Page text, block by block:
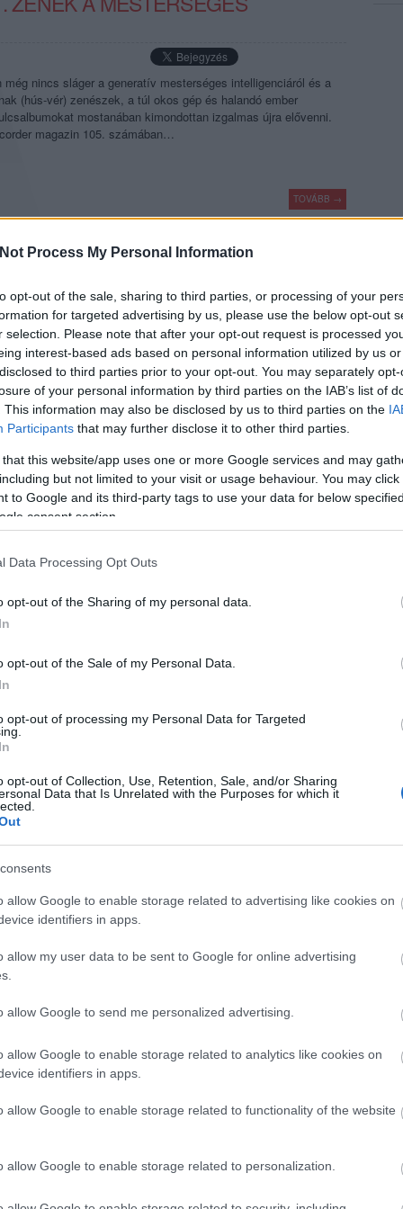
Process My Personal Information
opt-out of the sale, sharing to third parties, or processing of your
for targeted advertising by us, please use the below opt-out
selection. Please note that after your opt-out request is processed
interest-based ads based on personal information utilized by us
to third parties prior to your opt-out. You may separately
of your personal information by third parties on the IAB’s list of
This information may also be disclosed by us to third parties on the
Participants that may further disclose it to other third parties.
that this website/app uses one or more Google services and may
but not limited to your visit or usage behaviour. You may
to Google and its third-party tags to use your data for below
consent section.
Data Processing Opt Outs
opt-out of the Sharing of my personal data.
opt-out of the Sale of my Personal Data.
opt-out of processing my Personal Data for Targeted
opt-out of Collection, Use, Retention, Sale, and/or Sharing
Data that Is Unrelated with the Purposes for which it
allow Google to enable storage related to advertising like cookies on
identifiers in apps.
allow my user data to be sent to Google for online advertising
allow Google to send me personalized advertising.
allow Google to enable storage related to analytics like cookies on
identifiers in apps.
allow Google to enable storage related to functionality of the website
allow Google to enable storage related to personalization.
nincs sláger a generatív mesterséges intelligenciáról és a
(hús-vér) zenészek, a túl okos gép és halandó ember
mostanában kimondottan izgalmas újra elővenni.
magazin 105. számában…
TOVÁBB →
JÖN IGGY POP, RÓISÍN
ÉS A KRAFTWERK IS
Európa Kulturális Fővárosa programsorozat egyik
keresztül, több, mint 60 külföldi és magyar előadó
ad otthont.
JÁTSZIK A KRAFTWERK
nincs, de a zenekar honlapja és Facebook-eseménye szerint is
gyárkert
FELDOLGOZNI, CSAK DEATH
– UWE SCHMIDT (SENOR
Uwe Schmidt az elektronikus zene egyik kultikus figurája.
formált jó pár stílust a technótól az ambienten át az EDM-ig,
egyik legjobb magyar filmjéhez (Bibliotheque Pascal),
pedig a…